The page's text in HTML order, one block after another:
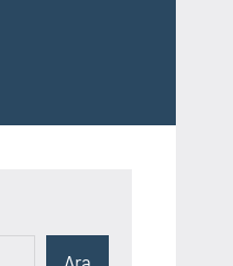
Ara